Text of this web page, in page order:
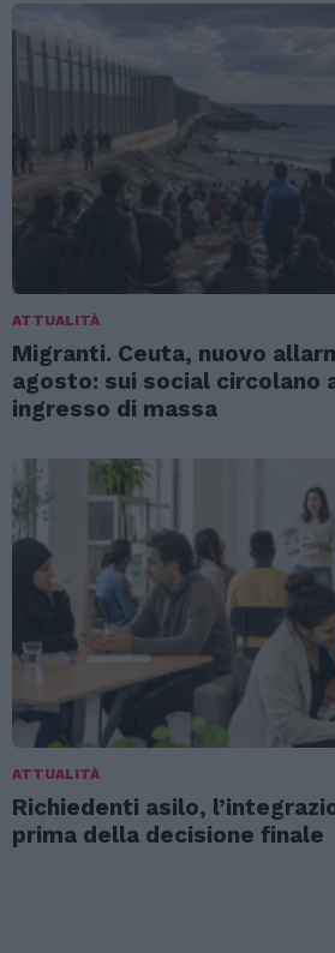
ATTUALITÀ
Migranti. Ceuta, nuovo
agosto: sui social circolano
ingresso di massa
ATTUALITÀ
Richiedenti asilo,
prima della decisione finale